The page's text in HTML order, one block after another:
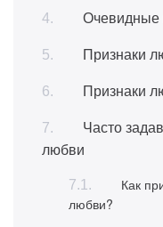
Очевидные
Признаки
Признаки
Часто
любви
Как
любви?